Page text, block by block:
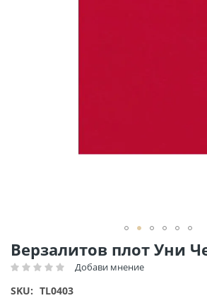
Верзалитов плот Уни
Рейтинг: Добави мнение
SKU TL0403
Преминете
към
началото
на